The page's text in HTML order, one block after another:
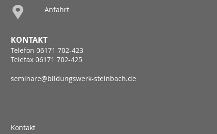
Anfahrt
KONTAKT
Telefon 06171 702-423
Telefax 06171 702-425
seminare@bildungswerk-steinbach.de
Kontakt